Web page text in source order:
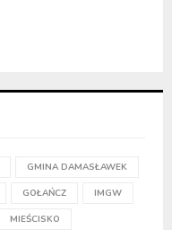
GMINA DAMASŁAWEK
GOŁAŃCZ IMGW
MIEŚCISKO